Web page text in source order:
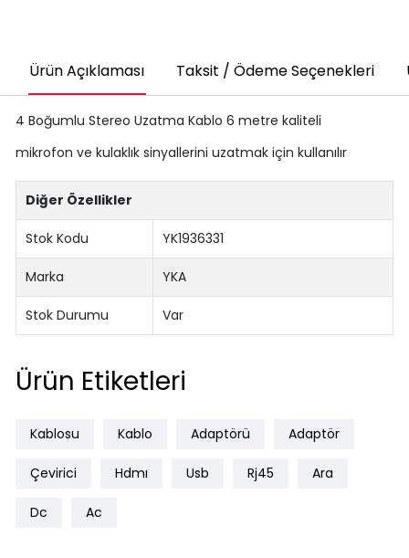
Ürün Açıklaması Taksit / Ödeme Seçenekleri
4 Boğumlu Stereo Uzatma Kablo 6 metre kaliteli
mikrofon ve kulaklık sinyallerini uzatmak için kullanılır
Diğer Özellikler
Stok Kodu YK1936331
Marka YKA
Stok Durumu Var
Ürün Etiketleri
Kablosu Kablo Adaptörü Adaptör
Çevirici Hdmı Usb Rj45 Ara
Dc Ac